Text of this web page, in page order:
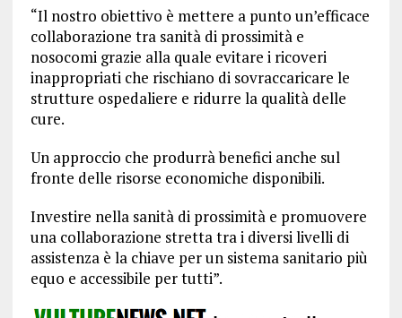
“Il nostro obiettivo è mettere a punto un’efficace
collaborazione tra sanità di prossimità e
nosocomi grazie alla quale evitare i ricoveri
inappropriati che rischiano di sovraccaricare le
strutture ospedaliere e ridurre la qualità delle
cure.
Un approccio che produrrà benefici anche sul
fronte delle risorse economiche disponibili.
Investire nella sanità di prossimità e promuovere
una collaborazione stretta tra i diversi livelli di
assistenza è la chiave per un sistema sanitario più
equo e accessibile per tutti”.